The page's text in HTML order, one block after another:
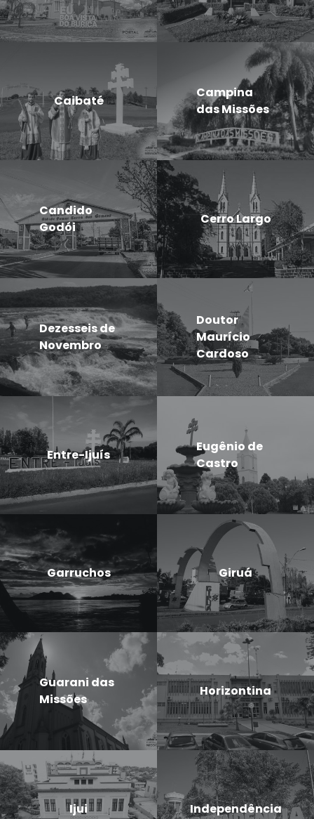
Caibaté
Campina
das Missões
Candido
Godói
Cerro Largo
Dezesseis de
Novembro
Doutor
Maurício
Cardoso
Entre-Ijuís
Eugênio de
Castro
Garruchos Giruá
Guarani das
Missões
Horizontina
Ijui Independência